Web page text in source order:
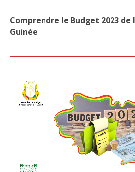
Comprendre le Budget 2023 de
Guinée